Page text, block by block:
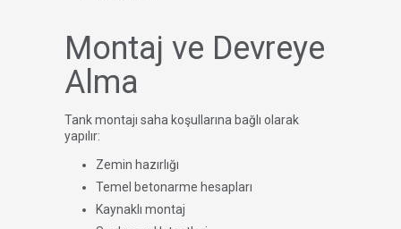
Montaj ve Devreye
Alma
Tank montajı saha koşullarına bağlı olarak
yapılır:
Zemin hazırlığı
Temel betonarme hesapları
Kaynaklı montaj